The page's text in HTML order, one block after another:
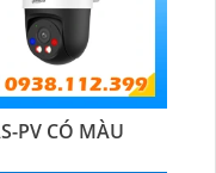
PV CÓ MÀU